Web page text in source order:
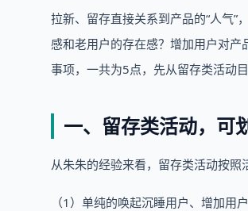
拉新、留存直接关系到产品的“人气
感和老用户的存在感？增加用户对
事项，一共为5点，先从留存类活动目
一、留存类活动，可
从朱朱的经验来看，留存类活动按照
（1）单纯的唤起沉睡用户、增加用